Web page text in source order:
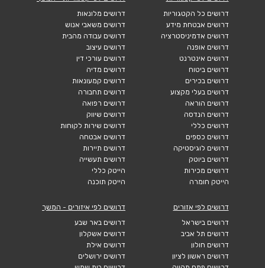
דרושים כל הקטגוריות
דרושים אבטחת מידע
דרושים אדמיניסטרציה
דרושים אופנה
דרושים אינטרנט
דרושים ביטוח
דרושים בכירים
דרושים בעלי מקצוע
דרושים הוראה
דרושים הנדסה
דרושים כללי
דרושים כספים
דרושים לוגיסטיקה
דרושים ביוטק
דרושים מכירות
הייטק חומרה
דרושים מלונאות
דרושים משאבי אנוש
דרושים עבודה מהבית
דרושים עיצוב
דרושים עורכי דין
דרושים מדיה
דרושים קמעונאות
דרושים תחבורה
דרושים רפואה
דרושים שיווק
דרושים שירות לקוחות
דרושים אבטחה
דרושים תיירות
דרושים תעשייה
הייטק כללי
הייטק תוכנה
דרושים לפי אזורים
דרושים בישראל
דרושים תל אביב
דרושים חולון
דרושים ראשון לציון
דרושים לפי איזורים - המשך
דרושים באר שבע
דרושים אשקלון
דרושים אילת
דרושים ירושלים